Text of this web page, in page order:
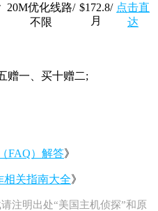
20M优化线路/
不限
$172.8/
月
点击直
达
赠一、买十赠二;
FAQ）解答》
相关指南大全》
注明出处“美国主机侦探”和原